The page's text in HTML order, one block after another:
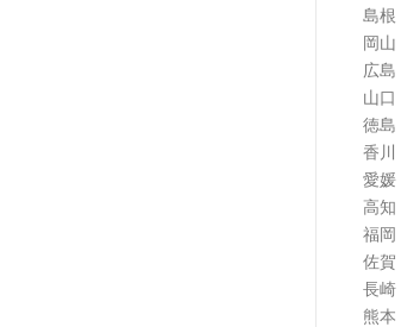
島根
岡山
広島
山口
徳島
香川
愛媛
高知
福岡
佐賀
長崎
熊本